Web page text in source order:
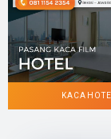
KACA